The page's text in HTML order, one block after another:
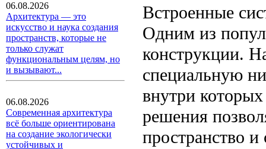
06.08.2026
Архитектура — это
искусство и наука создания
пространств, которые не
только служат
функциональным целям, но
и вызывают...
06.08.2026
Современная архитектура
всё больше ориентирована
на создание экологически
устойчивых и
Встроенные
Одним из
конструкции.
специальную
внутри
решения
пространство